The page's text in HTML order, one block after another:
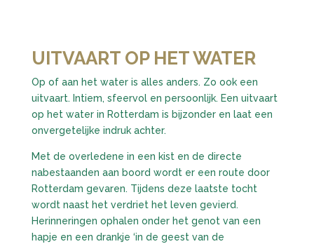
UITVAART OP HET WATER
Op of aan het water is alles anders. Zo ook een
uitvaart. Intiem, sfeervol en persoonlijk. Een uitvaart
op het water in Rotterdam is bijzonder en laat een
onvergetelijke indruk achter.
Met de overledene in een kist en de directe
nabestaanden aan boord wordt er een route door
Rotterdam gevaren. Tijdens deze laatste tocht
wordt naast het verdriet het leven gevierd.
Herinneringen ophalen onder het genot van een
hapje en een drankje ‘in de geest van de